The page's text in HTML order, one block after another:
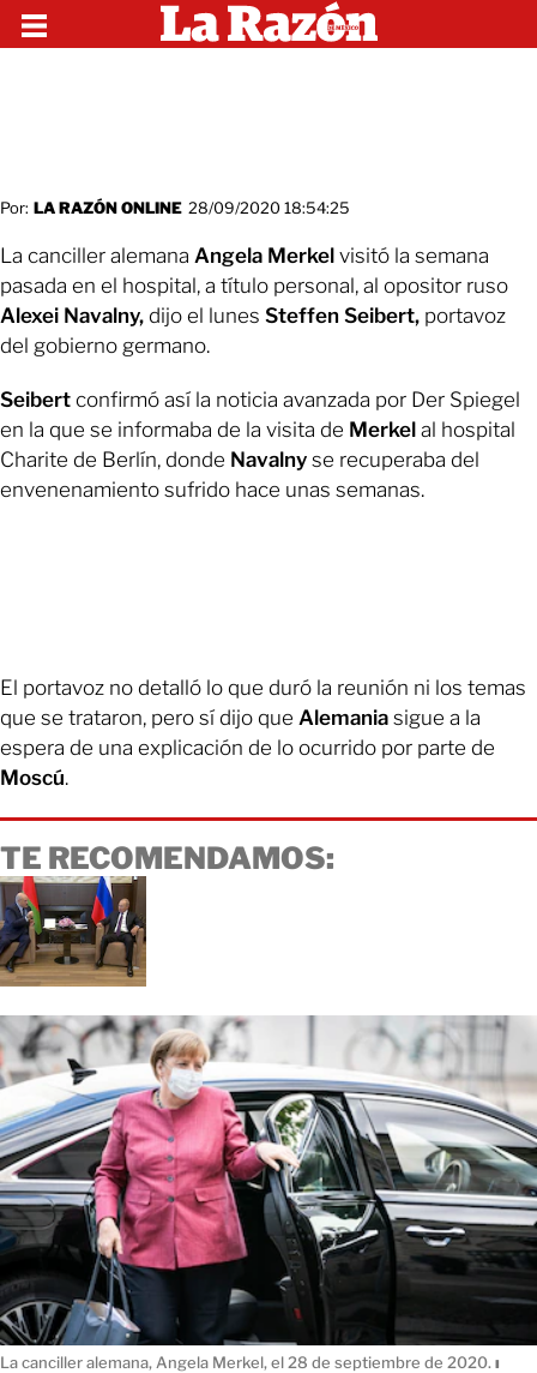
Por: LA RAZÓN ONLINE 28/09/2020 18:54:25
La canciller alemana Angela Merkel visitó la semana
pasada en el hospital, a título personal, al opositor ruso
Alexei Navalny, dijo el lunes Steffen Seibert, portavoz
del gobierno germano.
Seibert confirmó así la noticia avanzada por Der Spiegel
en la que se informaba de la visita de Merkel al hospital
Charite de Berlín, donde Navalny se recuperaba del
envenenamiento sufrido hace unas semanas.
El portavoz no detalló lo que duró la reunión ni los temas
que se trataron, pero sí dijo que Alemania sigue a la
espera de una explicación de lo ocurrido por parte de
Moscú.
TE RECOMENDAMOS:
La canciller alemana, Angela Merkel, el 28 de septiembre de 2020. ı